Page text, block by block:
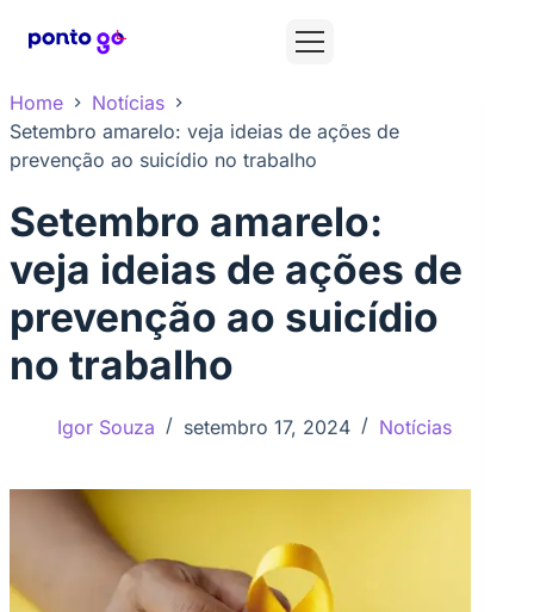
Home
Notícias
Setembro amarelo: veja ideias de ações de
prevenção ao suicídio no trabalho
Setembro amarelo:
veja ideias de ações de
prevenção ao suicídio
no trabalho
Igor Souza setembro 17, 2024 Notícias